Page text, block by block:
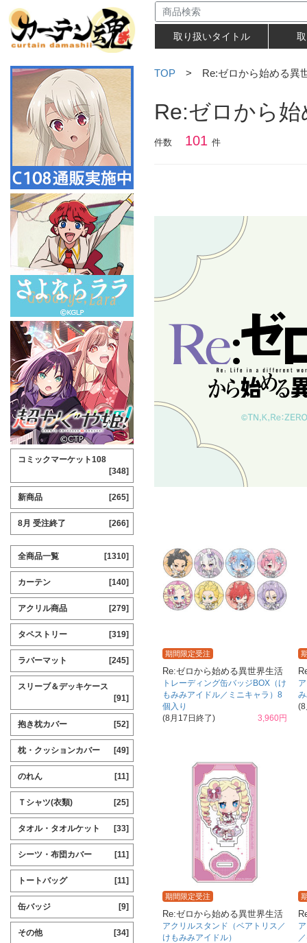
取り扱いタイトル
TOP > Re:ゼロから始める異
Re:ゼロから
件数 101 件
期間限定受注
Re:ゼロから始める異世界生活
トレーディング缶バッジBOX（け
もみみアイドル／ミニキャラ）8
個入り
(8月17日終了)
3,960円
(8
期間限定受注
Re:ゼロから始める異世界生活
アクリルスタンド（ベアトリス／
けもみみアイドル）
コミックマーケット108
[348]
新商品 [265]
8月 受注終了 [266]
全商品一覧 [1310]
カーテン [140]
アクリル商品 [279]
タペストリー [319]
ラバーマット [245]
スリーブ＆デッキケース
[91]
抱き枕カバー [52]
枕・クッションカバー [49]
のれん [11]
Ｔシャツ(衣類) [25]
タオル・タオルケット [33]
シーツ・布団カバー [11]
トートバッグ [11]
缶バッジ [9]
その他 [34]